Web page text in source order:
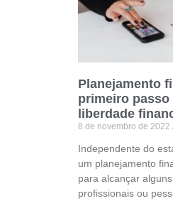
Planejamento
primeiro passo
liberdade
8 de novembro de 2022
Independente do
um planejamento
para alcançar
profissionais ou